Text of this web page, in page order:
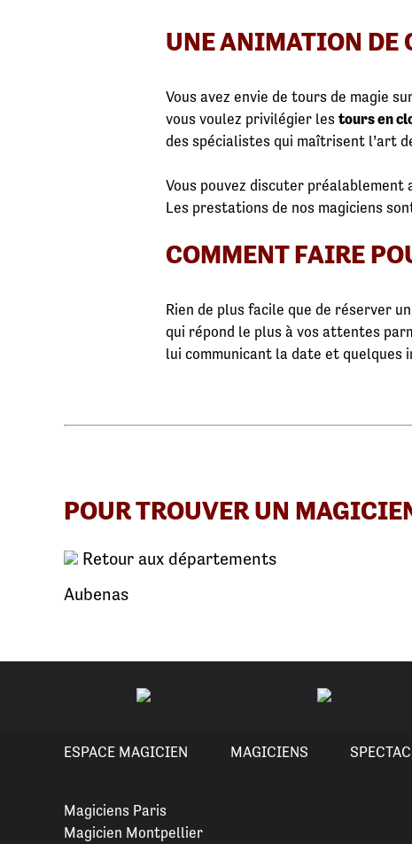
UNE ANIMATION DE
Vous avez envie de tours de magie
vous voulez privilégier les tours en
des spécialistes qui maîtrisent l’art
Vous pouvez discuter préalablement
Les prestations de nos magiciens
COMMENT FAIRE
Rien de plus facile que de réserver
qui répond le plus à vos attentes
lui communicant la date et quelques
POUR TROUVER UN
Retour aux départements
Aubenas
ESPACE MAGICIEN MAGICIENS
Magiciens Paris
Magicien Montpellier